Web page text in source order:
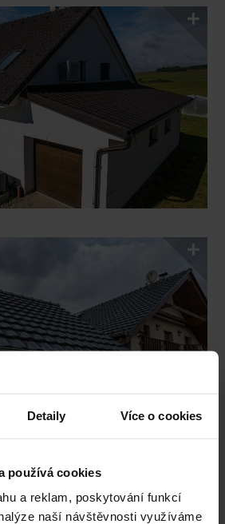
Detaily Více o cookies
používá cookies
a reklam, poskytování funkcí
naší návštěvnosti využíváme